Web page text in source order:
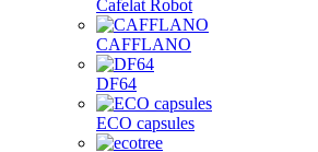
Cafelat Robot
CAFFLANO
DF64
ECO capsules